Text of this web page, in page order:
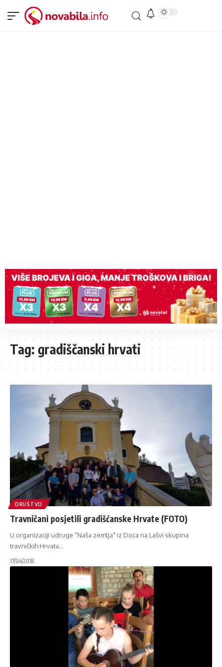
Tag: gradiščanski hrvati
DRUŠTVO
Travničani posjetili gradišćanske Hrvate (FOTO)
U organizaciji udruge "Naša zemlja" iz Doca na Lašvi skupina
travničkih Hrvata…
17/04/2018